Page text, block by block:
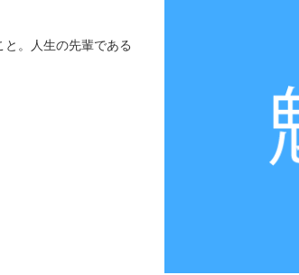
。人生の先輩である